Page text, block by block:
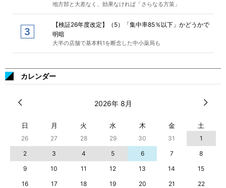
地方部と大差なく、効果なければ「さらなる方策」
【検証26年度改定】（5）「集中率85％以下」かどうかで
明暗
大半の店舗で基本料1を断念した中小薬局も
カレンダー
2026年 8月
日 月 火 水 木 金 土
26 27 28 29 30 31
1
2
3 4 5 6 7
8
9
10 11 12 13 14
15
16
17 18 19 20 21
22